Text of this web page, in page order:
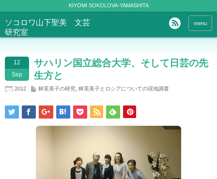
KIYOMI SOKOLOVA-YAMASHITA
ソコロワ山下聖美 文芸
研究室
menu
12
Sep
サハリン国立総合大学、そして日芸の先
生方と
2012 林芙美子の研究 林芙美子とロシアについての現地調査